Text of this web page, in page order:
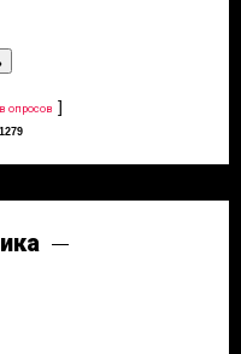
опросов ]
1279